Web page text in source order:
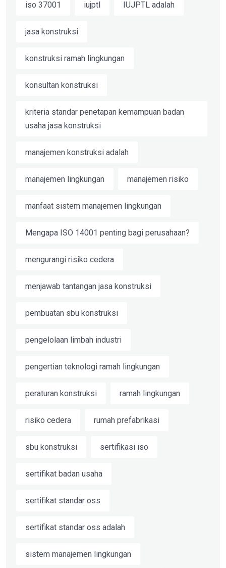
iso 37001 iujptl IUJPTL adalah
jasa konstruksi
konstruksi ramah lingkungan
konsultan konstruksi
kriteria standar penetapan kemampuan badan
usaha jasa konstruksi
manajemen konstruksi adalah
manajemen lingkungan manajemen risiko
manfaat sistem manajemen lingkungan
Mengapa ISO 14001 penting bagi perusahaan?
mengurangi risiko cedera
menjawab tantangan jasa konstruksi
pembuatan sbu konstruksi
pengelolaan limbah industri
pengertian teknologi ramah lingkungan
peraturan konstruksi ramah lingkungan
risiko cedera rumah prefabrikasi
sbu konstruksi sertifikasi iso
sertifikat badan usaha
sertifikat standar oss
sertifikat standar oss adalah
sistem manajemen lingkungan